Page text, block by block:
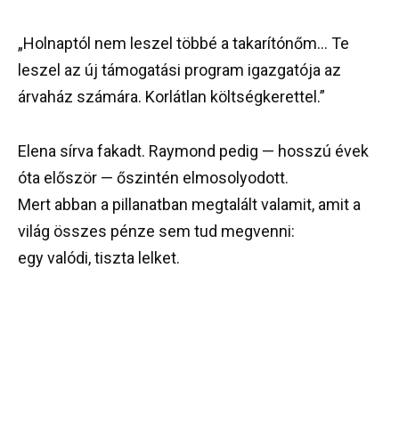
„Holnaptól nem leszel többé a takarítónőm… Te
leszel az új támogatási program igazgatója az
árvaház számára. Korlátlan költségkerettel.”
Elena sírva fakadt. Raymond pedig — hosszú évek
óta először — őszintén elmosolyodott.
Mert abban a pillanatban megtalált valamit, amit a
világ összes pénze sem tud megvenni:
egy valódi, tiszta lelket.